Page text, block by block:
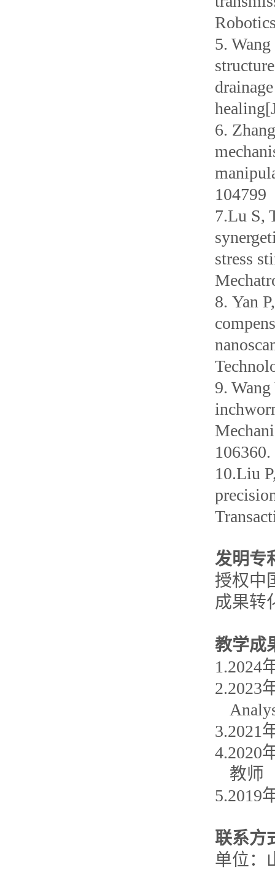
5.
6.
104799
7.Lu S,
stress
8. Yan
9.
106360.
10.Liu
发明专
授权中
成果转
教学成
1.2024
2.2023
3.2021
4.2020
教师
5.2019
联系方
单位：